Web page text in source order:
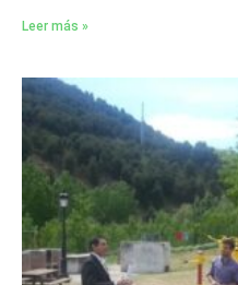
Leer más »